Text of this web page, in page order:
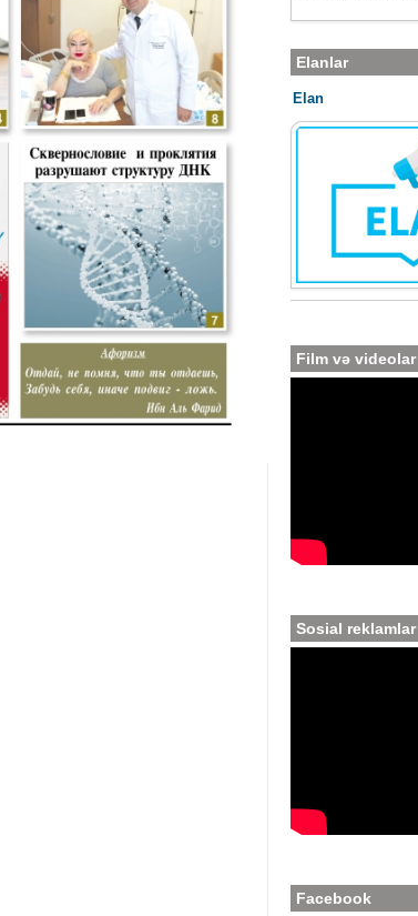
Elanlar
Elan
Film və videolar
Sosial reklamlar
Facebook